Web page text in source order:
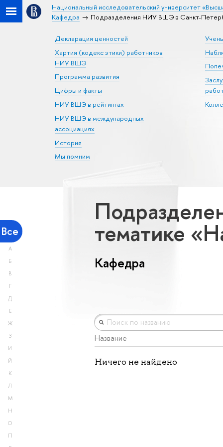
Национальный исследовательский университет
Кафедра
Подразделения НИУ ВШЭ в Санкт-
Декларация ценностей
Хартия (кодекс этики) работников
НИУ ВШЭ
Программа развития
Цифры и факты
НИУ ВШЭ в рейтингах
НИУ ВШЭ в международных
ассоциациях
История
Мы помним
Все
А
Б
В
Г
Д
Е
Ж
З
И
Й
К
Л
М
Н
О
П
тематике
Кафедра
Название
Ничего не найдено